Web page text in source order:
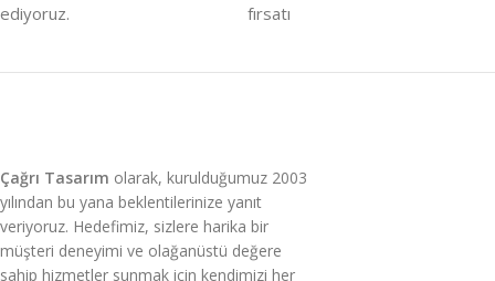
ediyoruz.
fırsatı
Çağrı Tasarım olarak, kurulduğumuz 2003
yılından bu yana beklentilerinize yanıt
veriyoruz. Hedefimiz, sizlere harika bir
müşteri deneyimi ve olağanüstü değere
sahip hizmetler sunmak için kendimizi her